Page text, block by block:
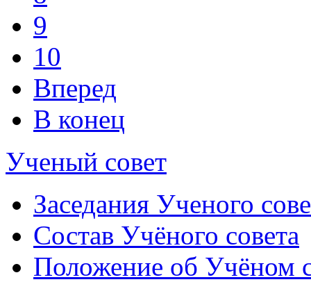
9
10
Вперед
В конец
Ученый совет
Заседания Ученого
Состав Учёного совета
Положение об Учёном